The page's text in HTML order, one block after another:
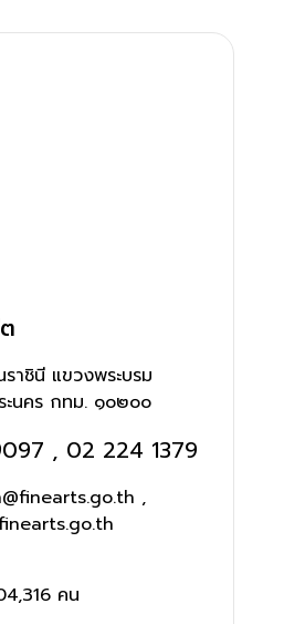
าชินี แขวงพระบรม
ะนคร กทม. ๑๐๒๐๐
, 02 224 1379
,
คน